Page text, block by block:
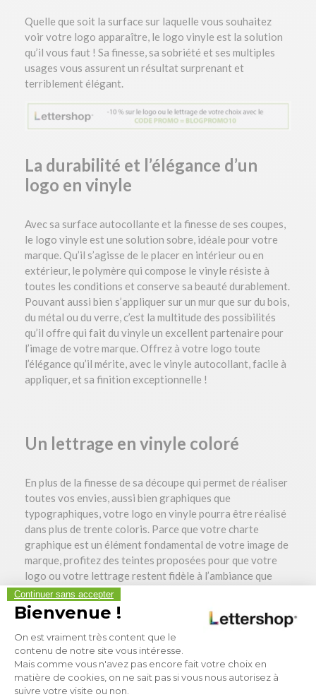
Continuer sans accepter
Bienvenue !
Plateforme de Gestion du
On est vraiment très content que le
contenu de notre site vous intéresse.
Mais comme vous n'avez pas encore fait votre choix en
matière de cookies, on ne sait pas si vous nous autorisez à
suivre votre visite ou non.
Quelle que soit la surface sur laquelle vous souhaitez
voir votre logo apparaître, le logo vinyle est la solution
qu’il vous faut ! Sa finesse, sa sobriété et ses multiples
usages vous assurent un résultat surprenant et
terriblement élégant.
La durabilité et l’élégance d’un
logo en vinyle
Avec sa surface autocollante et la finesse de ses coupes,
le logo vinyle est une solution sobre, idéale pour votre
marque. Qu’il s’agisse de le placer en intérieur ou en
extérieur, le polymère qui compose le vinyle résiste à
toutes les conditions et conserve sa beauté durablement.
Pouvant aussi bien s’appliquer sur un mur que sur du bois,
du métal ou du verre, c’est la multitude des possibilités
qu’il offre qui fait du vinyle un excellent partenaire pour
l’image de votre marque. Offrez à votre logo toute
l’élégance qu’il mérite, avec le vinyle autocollant, facile à
appliquer, et sa finition exceptionnelle !
Un lettrage en vinyle coloré
En plus de la finesse de sa découpe qui permet de réaliser
toutes vos envies, aussi bien graphiques que
typographiques, votre logo en vinyle pourra être réalisé
dans plus de trente coloris. Parce que votre charte
graphique est un élément fondamental de votre image de
marque, profitez des teintes proposées pour que votre
logo ou votre lettrage restent fidèle à l’ambiance que
vous souhaitez pour votre boutique ou votre entreprise.
Avec seulement 64 microns d’épaisseur, le logo vinyle
apportera de l’élégance à vos locaux sans vous faire
perdre d’espace. Pouvant être développé sur une surface
de 90 cm x 200 cm, confiez-nous la fabrication de votre
logo ou de votre lettrage, avec vos couleurs ! Finesse de
coupe, multitude de coloris, adapté à de nombreuses